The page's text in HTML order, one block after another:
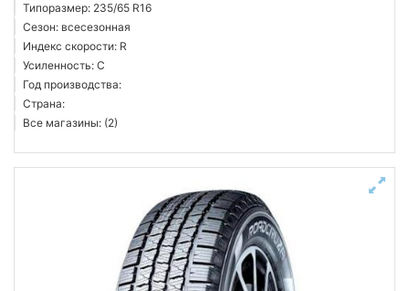
Типоразмер: 235/65 R16
Сезон: всесезонная
Индекс скорости: R
Усиленность: C
Год производства:
Страна:
Все магазины: (2)